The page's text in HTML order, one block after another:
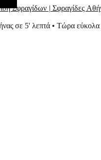
σε 5' λεπτά • Τώρα